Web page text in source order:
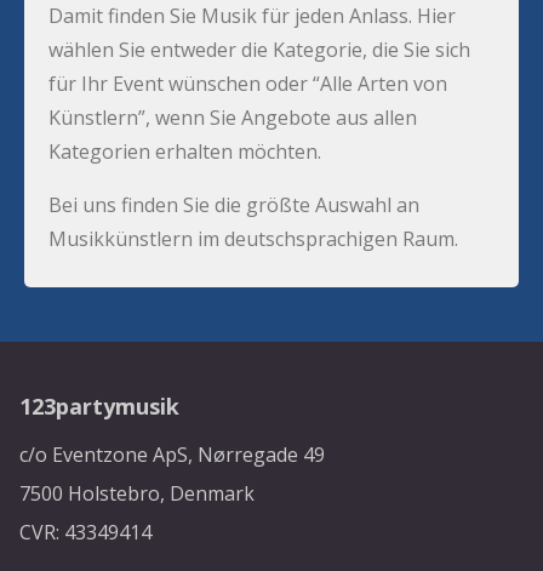
Damit finden Sie Musik für jeden Anlass. Hier
wählen Sie entweder die Kategorie, die Sie sich
für Ihr Event wünschen oder “Alle Arten von
Künstlern”, wenn Sie Angebote aus allen
Kategorien erhalten möchten.
Bei uns finden Sie die größte Auswahl an
Musikkünstlern im deutschsprachigen Raum.
123partymusik
c/o Eventzone ApS, Nørregade 49
7500 Holstebro, Denmark
CVR: 43349414